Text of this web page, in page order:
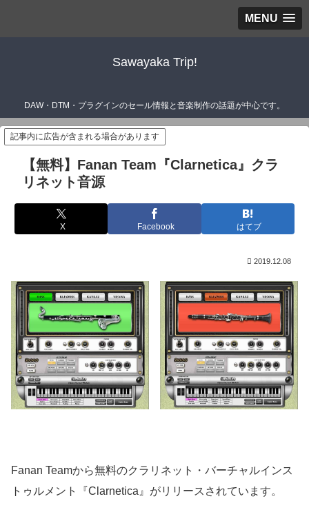
MENU
Sawayaka Trip!
DAW・DTM・プラグインのセール情報と音楽制作の話題が中心です。
記事内に広告が含まれる場合があります
【無料】Fanan Team『Clarnetica』クラ
リネット音源
X Facebook はてブ
2019.12.08
Fanan Teamから無料のクラリネット・バーチャルインス
トゥルメント『Clarnetica』がリリースされています。